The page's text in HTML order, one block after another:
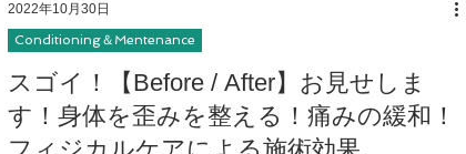
スゴイ！【Before / After】お見せしま
す！身体を歪みを整える！痛みの緩和！
フィジカルケアによる施術効果。
Conditioning＆Mentenance
2022年10月30日